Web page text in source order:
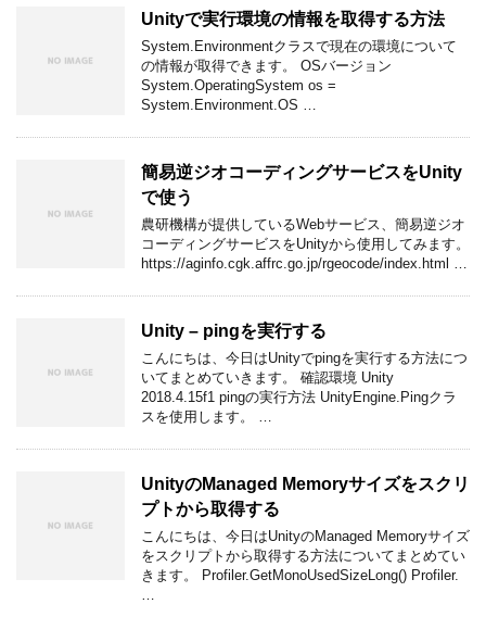
Unityで実行環境の情報を取得する方法
System.Environmentクラスで現在の環境について
の情報が取得できます。 OSバージョン
System.OperatingSystem os =
System.Environment.OS …
簡易逆ジオコーディングサービスをUnity
で使う
農研機構が提供しているWebサービス、簡易逆ジオ
コーディングサービスをUnityから使用してみます。
https://aginfo.cgk.affrc.go.jp/rgeocode/index.html …
Unity – pingを実行する
こんにちは、今日はUnityでpingを実行する方法につ
いてまとめていきます。 確認環境 Unity
2018.4.15f1 pingの実行方法 UnityEngine.Pingクラ
スを使用します。 …
UnityのManaged Memoryサイズをスクリ
プトから取得する
こんにちは、今日はUnityのManaged Memoryサイズ
をスクリプトから取得する方法についてまとめてい
きます。 Profiler.GetMonoUsedSizeLong() Profiler.